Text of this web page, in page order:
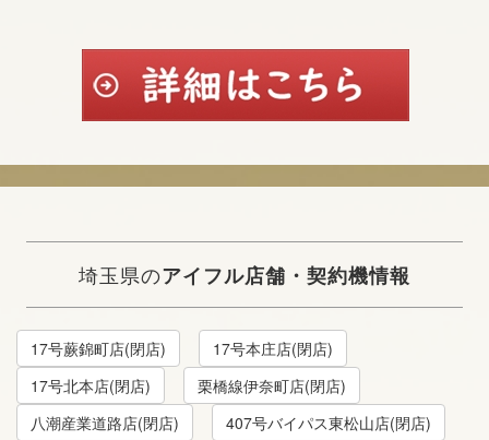
埼玉県のアイフル店舗・契約機情報
17号蕨錦町店(閉店)
17号本庄店(閉店)
17号北本店(閉店)
栗橋線伊奈町店(閉店)
八潮産業道路店(閉店)
407号バイパス東松山店(閉店)